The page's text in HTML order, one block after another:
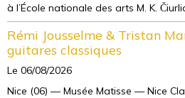
à l’École nationale des arts M. K.
Rémi Jousselme & Tristan
guitares classiques
Le 06/08/2026
Nice (06) — Musée Matisse — Nice